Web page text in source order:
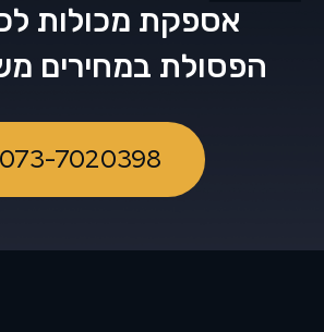
אספקת מכולות
הפסולת במחירים
073-7020398